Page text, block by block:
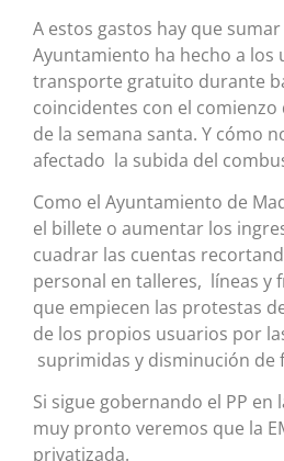
A estos gastos hay que
Ayuntamiento ha hecho a los
transporte gratuito durante
coincidentes con el
de la semana santa. Y cómo
afectado la subida del
Como el Ayuntamiento de
el billete o aumentar los
cuadrar las cuentas
personal en talleres, líneas y
que empiecen las protestas
de los propios usuarios por
suprimidas y disminución de
Si sigue gobernando el PP en
muy pronto veremos que la
privatizada.